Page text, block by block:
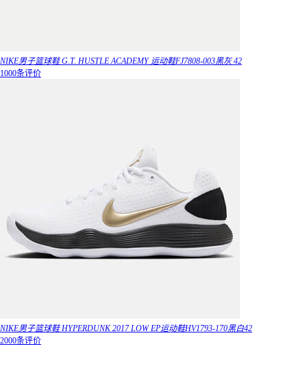
NIKE男子篮球鞋 G.T. HUSTLE ACADEMY 运动鞋FJ7808-003黑灰 42
1000条评价
NIKE男子篮球鞋 HYPERDUNK 2017 LOW EP运动鞋HV1793-170黑白42
2000条评价